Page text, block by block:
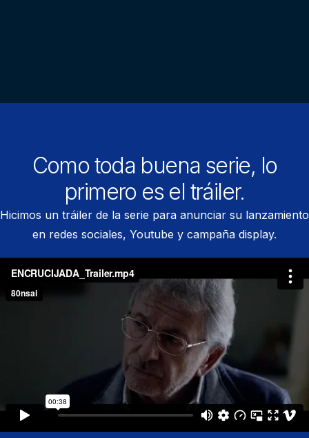
Como toda buena serie, lo
primero es el tráiler.
Hicimos un tráiler de la serie para anunciar su lanzamiento
en redes sociales, Youtube y campaña display.